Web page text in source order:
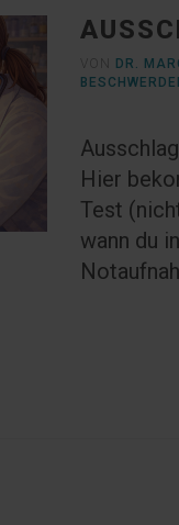
VON DR.
Hier
Test
wann du